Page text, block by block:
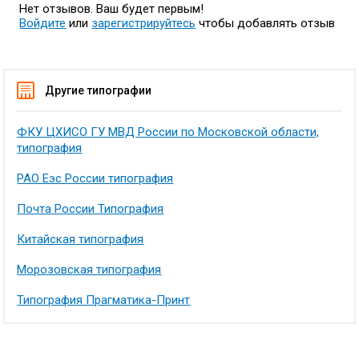
Нет отзывов. Ваш будет первым!
Войдите или зарегистрируйтесь чтобы добавлять отзыв
Другие типографии
ФКУ ЦХИСО ГУ МВД России по Московской области,
типография
РАО Еэс России типография
Почта России Типография
Китайская типография
Морозовская типография
Типография Прагматика-Принт